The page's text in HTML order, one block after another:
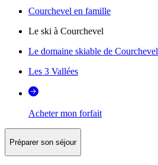
Courchevel en famille
Le ski à Courchevel
Le domaine skiable de Courchevel
Les 3 Vallées
Acheter mon forfait
Préparer son séjour